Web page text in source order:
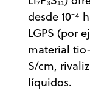
desde 10⁻⁴
LGPS (por
material tio-
S/cm,
líquidos.